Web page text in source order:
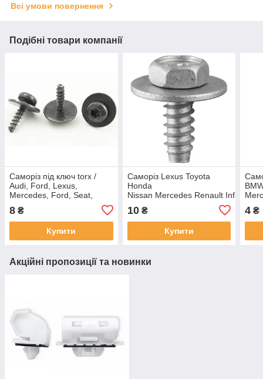
Всі умови повернення
Подібні товари компанії
Саморіз під ключ torx /
Audi, Ford, Lexus,
Mercedes, Ford, Seat,
Skoda, Toyota (відп.5мм,
дл.18мм, шайба 20мм)
8 ₴
Купити
Саморіз Lexus Toyota
Honda
Nissan Mercedes Renault Infiniti
10₴
Купити
4 ₴
Акційні пропозиції та новинки